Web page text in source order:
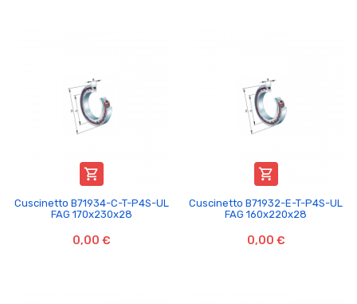

Cuscinetto B71934-C-T-P4S-UL
FAG 170x230x28
0,00 €

Cuscinetto B71932-E-T-P4S-UL
FAG 160x220x28
0,00 €